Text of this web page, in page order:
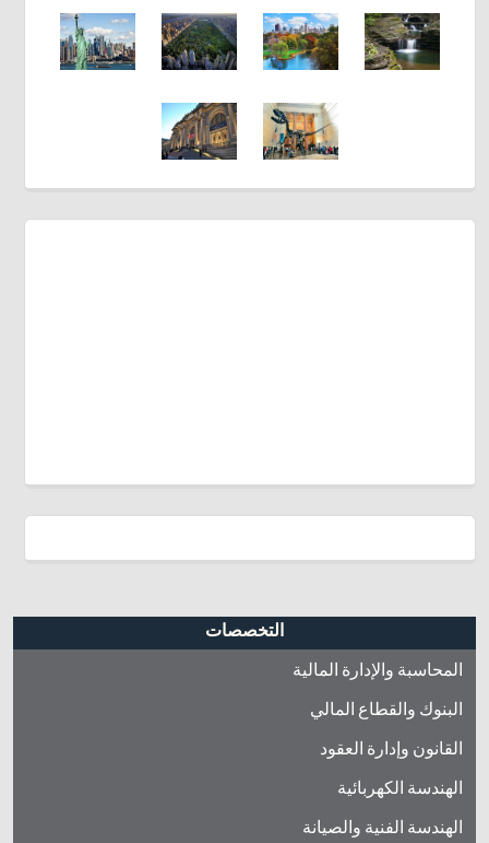
التخصصات
المحاسبة والإدارة المالية
البنوك والقطاع المالي
القانون وإدارة العقود
الهندسة الكهربائية
الهندسة الفنية والصيانة